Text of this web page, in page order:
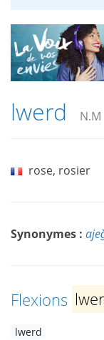
lwerd N.M
rose, rosier
Synonymes :
Flexions
lwerd